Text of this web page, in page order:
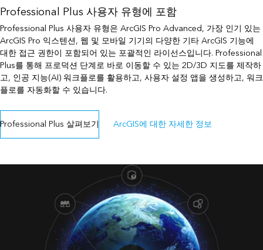
Professional Plus 사용자 유형에 포함
Professional Plus 사용자 유형은 ArcGIS Pro Advanced, 가장 인기 있는
ArcGIS Pro 익스텐션, 웹 및 모바일 기기의 다양한 기타 ArcGIS 기능에
대한 접근 권한이 포함되어 있는 포괄적인 라이선스입니다. Professional
Plus를 통해 프로덕션 단계로 바로 이동할 수 있는 2D/3D 지도를 제작하
고, 인공 지능(AI) 워크플로를 활용하고, 사용자 설정 앱을 생성하고, 워크
플로를 자동화할 수 있습니다.
Professional Plus 살펴보기 ArcGIS에 대한 자세한 정보